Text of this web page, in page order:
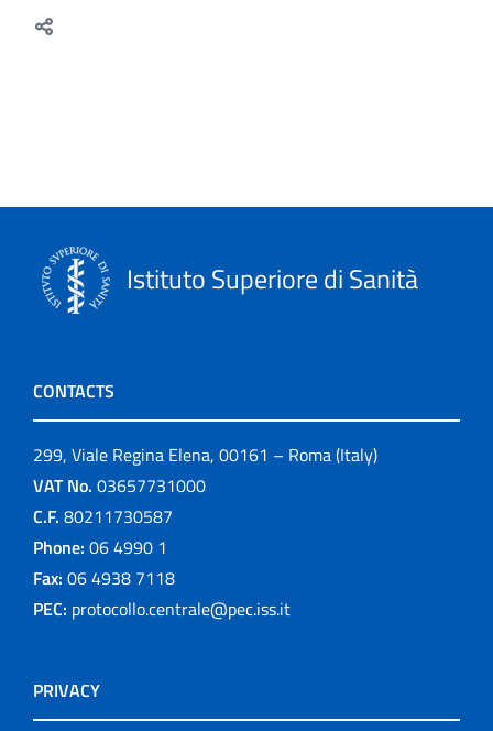
Istituto Superiore di Sanità
CONTACTS
299, Viale Regina Elena, 00161 – Roma (Italy)
VAT No. 03657731000
C.F. 80211730587
Phone: 06 4990 1
Fax: 06 4938 7118
PEC: protocollo.centrale@pec.iss.it
PRIVACY